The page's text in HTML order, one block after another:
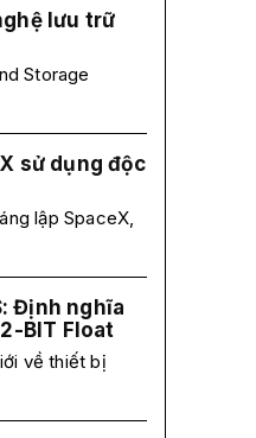
lưu trữ
Storage
sử dụng độc
lập SpaceX,
Định nghĩa
BIT Float
về thiết bị